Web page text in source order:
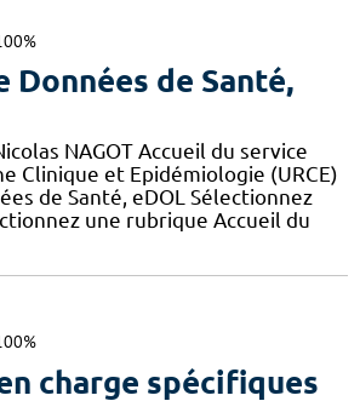
Données de Santé,
NAGOT Accueil du service
Clinique et Epidémiologie (URCE)
de Santé, eDOL Sélectionnez
une rubrique Accueil du
charge spécifiques